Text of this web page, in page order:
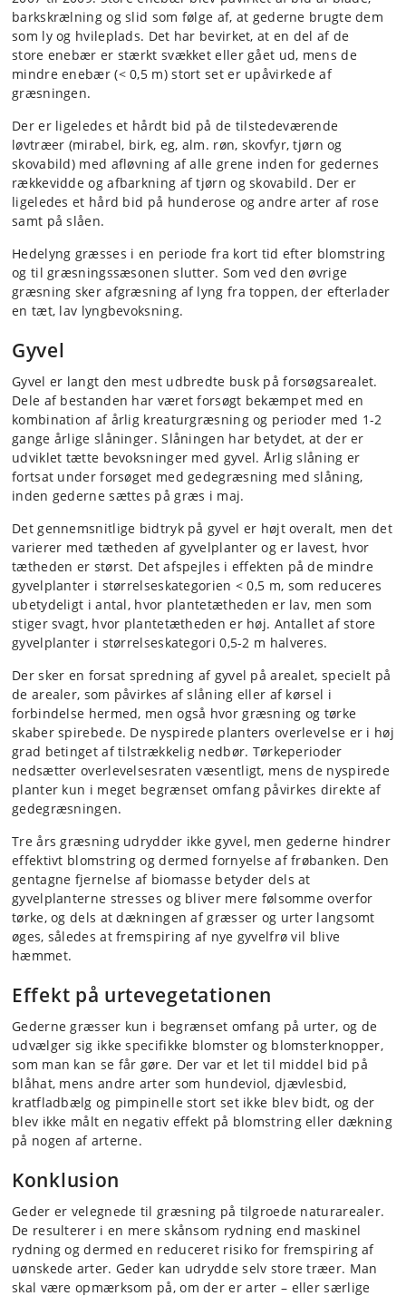
barkskrælning og slid som følge af, at gederne brugte dem
som ly og hvileplads. Det har bevirket, at en del af de
store enebær er stærkt svækket eller gået ud, mens de
mindre enebær (< 0,5 m) stort set er upåvirkede af
græsningen.
Der er ligeledes et hårdt bid på de tilstedeværende
løvtræer (mirabel, birk, eg, alm. røn, skovfyr, tjørn og
skovabild) med afløvning af alle grene inden for gedernes
rækkevidde og afbarkning af tjørn og skovabild. Der er
ligeledes et hård bid på hunderose og andre arter af rose
samt på slåen.
Hedelyng græsses i en periode fra kort tid efter blomstring
og til græsningssæsonen slutter. Som ved den øvrige
græsning sker afgræsning af lyng fra toppen, der efterlader
en tæt, lav lyngbevoksning.
Gyvel
Gyvel er langt den mest udbredte busk på forsøgsarealet.
Dele af bestanden har været forsøgt bekæmpet med en
kombination af årlig kreaturgræsning og perioder med 1-2
gange årlige slåninger. Slåningen har betydet, at der er
udviklet tætte bevoksninger med gyvel. Årlig slåning er
fortsat under forsøget med gedegræsning med slåning,
inden gederne sættes på græs i maj.
Det gennemsnitlige bidtryk på gyvel er højt overalt, men det
varierer med tætheden af gyvelplanter og er lavest, hvor
tætheden er størst. Det afspejles i effekten på de mindre
gyvelplanter i størrelseskategorien < 0,5 m, som reduceres
ubetydeligt i antal, hvor plantetætheden er lav, men som
stiger svagt, hvor plantetætheden er høj. Antallet af store
gyvelplanter i størrelseskategori 0,5-2 m halveres.
Der sker en forsat spredning af gyvel på arealet, specielt på
de arealer, som påvirkes af slåning eller af kørsel i
forbindelse hermed, men også hvor græsning og tørke
skaber spirebede. De nyspirede planters overlevelse er i høj
grad betinget af tilstrækkelig nedbør. Tørkeperioder
nedsætter overlevelsesraten væsentligt, mens de nyspirede
planter kun i meget begrænset omfang påvirkes direkte af
gedegræsningen.
Tre års græsning udrydder ikke gyvel, men gederne hindrer
effektivt blomstring og dermed fornyelse af frøbanken. Den
gentagne fjernelse af biomasse betyder dels at
gyvelplanterne stresses og bliver mere følsomme overfor
tørke, og dels at dækningen af græsser og urter langsomt
øges, således at fremspiring af nye gyvelfrø vil blive
hæmmet.
Effekt på urtevegetationen
Gederne græsser kun i begrænset omfang på urter, og de
udvælger sig ikke specifikke blomster og blomsterknopper,
som man kan se får gøre. Der var et let til middel bid på
blåhat, mens andre arter som hundeviol, djævlesbid,
kratfladbælg og pimpinelle stort set ikke blev bidt, og der
blev ikke målt en negativ effekt på blomstring eller dækning
på nogen af arterne.
Konklusion
Geder er velegnede til græsning på tilgroede naturarealer.
De resulterer i en mere skånsom rydning end maskinel
rydning og dermed en reduceret risiko for fremspiring af
uønskede arter. Geder kan udrydde selv store træer. Man
skal være opmærksom på, om der er arter – eller særlige